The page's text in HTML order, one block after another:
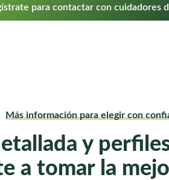
para contactar con cuidadores
Más información para elegir con
y
a tomar la